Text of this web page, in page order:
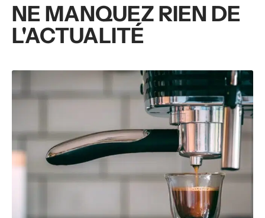
NE MANQUEZ RIEN DE
L'ACTUALITÉ